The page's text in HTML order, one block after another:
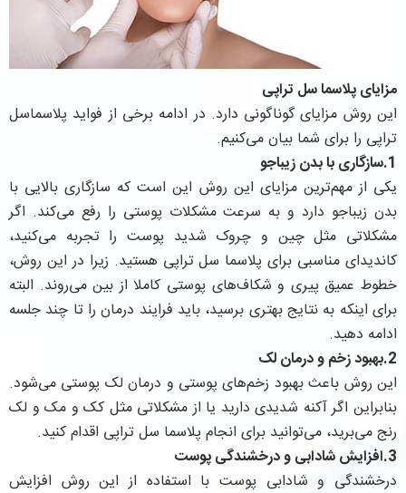
مزایای پلاسما سل تراپی
این روش مزایای گوناگونی دارد. در ادامه برخی از فواید پلاسماسل
تراپی را برای شما بیان می‌کنیم.
1.سازگاری با بدن زیباجو
یکی از مهم‌ترین مزایای این روش این است که سازگاری بالایی با
بدن زیباجو دارد و به سرعت مشکلات پوستی را رفع می‌کند. اگر
مشکلاتی مثل چین و چروک شدید پوست را تجربه می‌کنید،
کاندیدای مناسبی برای پلاسما سل تراپی هستید. زیرا در این روش،
خطوط عمیق پیری و شکاف‌های پوستی کاملا از بین می‌روند. البته
برای اینکه به نتایج بهتری برسید، باید فرایند درمان را تا چند جلسه
ادامه دهید.
2.بهبود زخم و درمان لک
این روش باعث بهبود زخم‌های پوستی و درمان لک پوستی می‌شود.
بنابراین اگر آکنه شدیدی دارید یا از مشکلاتی مثل کک و مک و لک
رنج می‌برید، می‌توانید برای انجام پلاسما سل تراپی اقدام کنید.
3.افزایش شادابی و درخشندگی پوست
درخشندگی و شادابی پوست با استفاده از این روش افزایش